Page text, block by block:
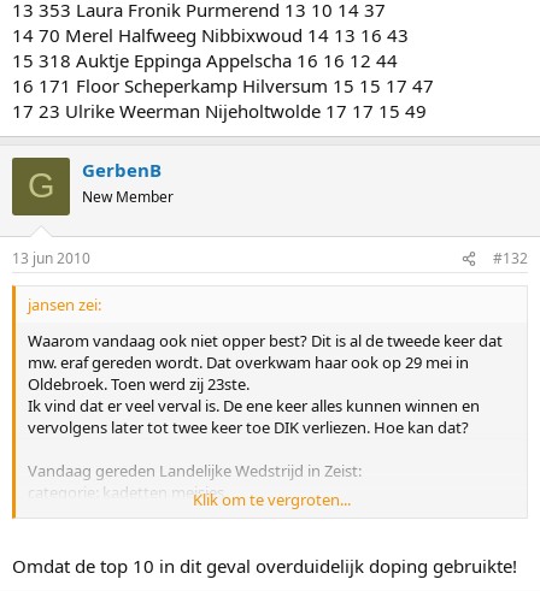
13 353 Laura Fronik Purmerend 13 10 14 37
14 70 Merel Halfweeg Nibbixwoud 14 13 16 43
15 318 Auktje Eppinga Appelscha 16 16 12 44
16 171 Floor Scheperkamp Hilversum 15 15 17 47
17 23 Ulrike Weerman Nijeholtwolde 17 17 15 49
G GerbenB
New Member
13 jun 2010 #132
jansen zei:
Waarom vandaag ook niet opper best? Dit is al de tweede keer dat
mw. eraf gereden wordt. Dat overkwam haar ook op 29 mei in
Oldebroek. Toen werd zij 23ste.
Ik vind dat er veel verval is. De ene keer alles kunnen winnen en
vervolgens later tot twee keer toe DIK verliezen. Hoe kan dat?
Vandaag gereden Landelijke Wedstrijd in Zeist:
categorie: kadetten meisjes
pl nr naam woonplaats w1 w2 w3 tot
2 293 Berber Vonk Appelscha 1 2 2 5
3 60 Kelly Schouten Zwaagdijk 3 3 3 9
Klik om te vergroten...
Omdat de top 10 in dit geval overduidelijk doping gebruikte!